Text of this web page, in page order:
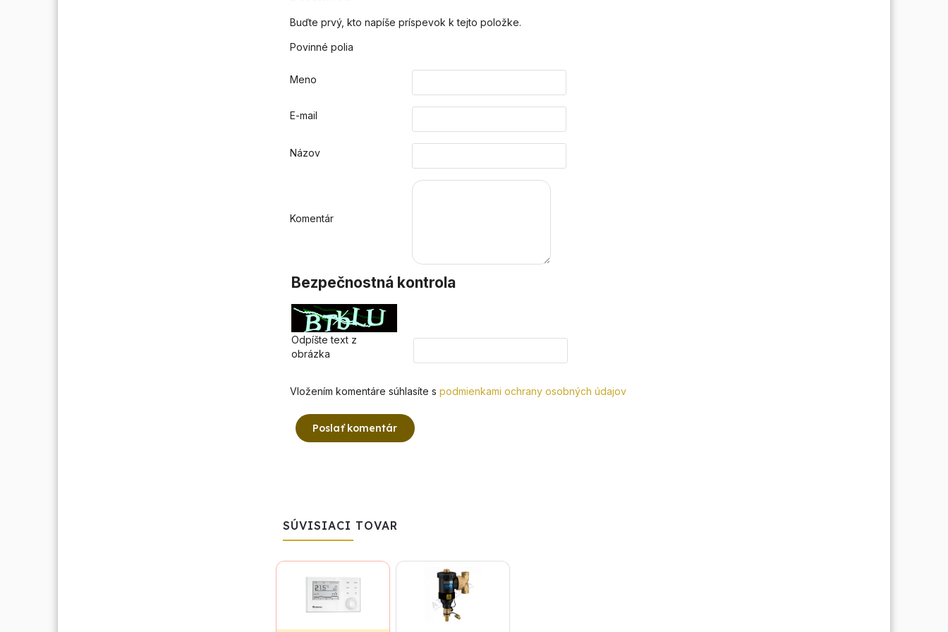
Buďte prvý, kto napíše príspevok k tejto položke.
Povinné polia
Meno
E-mail
Názov
Komentár
Bezpečnostná kontrola
Odpíšte text z
obrázka
Vložením komentáre súhlasíte s podmienkami ochrany osobných údajov
Poslať komentár
SÚVISIACI TOVAR